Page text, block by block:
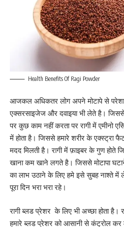
Health Benefits Of Ragi Powder
आजकल अधिकतर लोग अपने मोटापे से
एक्सरसाइजेज और दवाइया भी लेते है।
पर कुछ काम नहीं करता पर रागी में एमीनो
में होता है। जिससे हमारे शरीर के एक्स्ट्रा
मदद मिलती है। रागी में फ़ाइबर के गुण
खाना कम खाने लगते है। जिससे मोटापा
का लाभ उठाने के लिए हमे इसे सुबह नाश्ते में
पूरा दिन भरा भरा रहे।
रागी ब्लड प्रेशर के लिए भी अच्छा होता है।
हमारे ब्लड प्रेशर को आसानी से कंट्रोल कर